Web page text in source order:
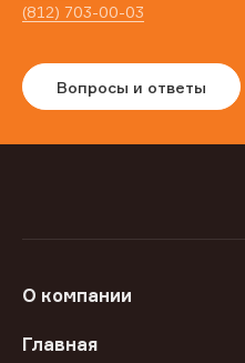
(812) 703-00-03
Вопросы и ответы
О компании
Главная